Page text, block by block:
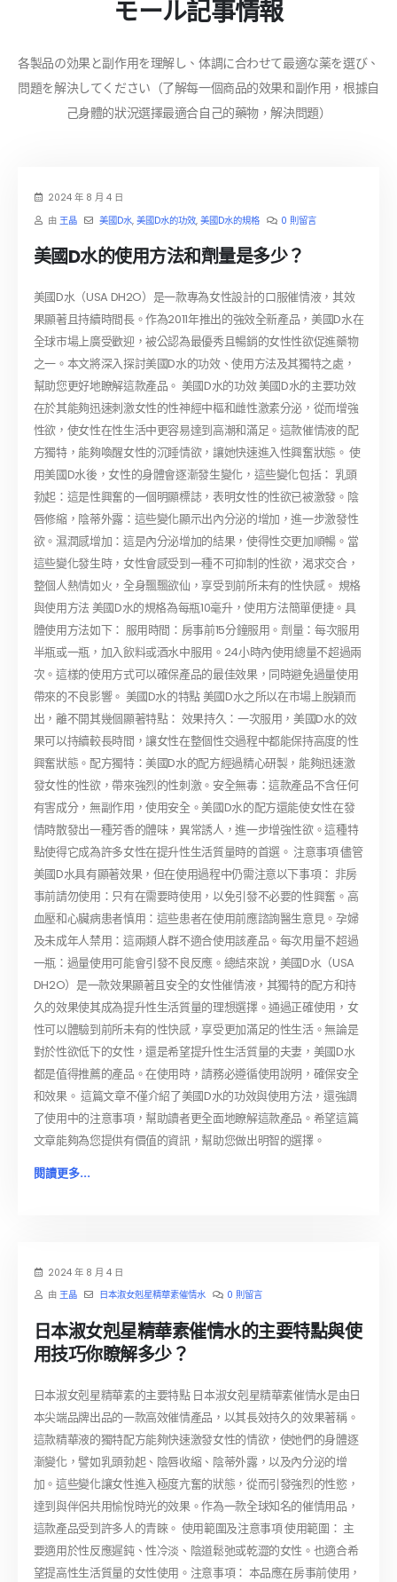
モール記事情報
各製品の効果と副作用を理解し、体調に合わせて最適な薬を選び、
問題を解決してください（了解每一個商品的效果和副作用，根據自
己身體的狀況選擇最適合自己的藥物，解決問題）
2024 年 8 月 4 日
由 王晶 美國D水, 美國D水的功效, 美國D水的規格 0 則留言
美國D水的使用方法和劑量是多少？
美國D水（USA DH2O）是一款專為女性設計的口服催情液，其效
果顯著且持續時間長。作為2011年推出的強效全新產品，美國D水在
全球市場上廣受歡迎，被公認為最優秀且暢銷的女性性欲促進藥物
之一。本文將深入探討美國D水的功效、使用方法及其獨特之處，
幫助您更好地瞭解這款產品。 美國D水的功效 美國D水的主要功效
在於其能夠迅速刺激女性的性神經中樞和雌性激素分泌，從而增強
性欲，使女性在性生活中更容易達到高潮和滿足。這款催情液的配
方獨特，能夠喚醒女性的沉睡情欲，讓她快速進入性興奮狀態。 使
用美國D水後，女性的身體會逐漸發生變化，這些變化包括： 乳頭
勃起：這是性興奮的一個明顯標誌，表明女性的性欲已被激發。陰
唇修縮，陰蒂外露：這些變化顯示出內分泌的增加，進一步激發性
欲。濕潤感增加：這是內分泌增加的結果，使得性交更加順暢。當
這些變化發生時，女性會感受到一種不可抑制的性欲，渴求交合，
整個人熱情如火，全身飄飄欲仙，享受到前所未有的性快感。 規格
與使用方法 美國D水的規格為每瓶10毫升，使用方法簡單便捷。具
體使用方法如下： 服用時間：房事前15分鐘服用。劑量：每次服用
半瓶或一瓶，加入飲料或酒水中服用。24小時內使用總量不超過兩
次。這樣的使用方式可以確保產品的最佳效果，同時避免過量使用
帶來的不良影響。 美國D水的特點 美國D水之所以在市場上脫穎而
出，離不開其幾個顯著特點： 效果持久：一次服用，美國D水的效
果可以持續較長時間，讓女性在整個性交過程中都能保持高度的性
興奮狀態。配方獨特：美國D水的配方經過精心研製，能夠迅速激
發女性的性欲，帶來強烈的性刺激。安全無毒：這款產品不含任何
有害成分，無副作用，使用安全。美國D水的配方還能使女性在發
情時散發出一種芳香的體味，異常誘人，進一步增強性欲。這種特
點使得它成為許多女性在提升性生活質量時的首選。 注意事項 儘管
美國D水具有顯著效果，但在使用過程中仍需注意以下事項： 非房
事前請勿使用：只有在需要時使用，以免引發不必要的性興奮。高
血壓和心臟病患者慎用：這些患者在使用前應諮詢醫生意見。孕婦
及未成年人禁用：這兩類人群不適合使用該產品。每次用量不超過
一瓶：過量使用可能會引發不良反應。總結來說，美國D水（USA
DH2O）是一款效果顯著且安全的女性催情液，其獨特的配方和持
久的效果使其成為提升性生活質量的理想選擇。通過正確使用，女
性可以體驗到前所未有的性快感，享受更加滿足的性生活。無論是
對於性欲低下的女性，還是希望提升性生活質量的夫妻，美國D水
都是值得推薦的產品。在使用時，請務必遵循使用說明，確保安全
和效果。 這篇文章不僅介紹了美國D水的功效與使用方法，還強調
了使用中的注意事項，幫助讀者更全面地瞭解這款產品。希望這篇
文章能夠為您提供有價值的資訊，幫助您做出明智的選擇。
閱讀更多...
2024 年 8 月 4 日
由王晶 日本淑女剋星精華素催情水 0 則留言
日本淑女剋星精華素催情水的主要特點與使
用技巧你瞭解多少？
日本淑女剋星精華素的主要特點 日本淑女剋星精華素催情水是由日
本尖端品牌出品的一款高效催情產品，以其長效持久的效果著稱。
這款精華液的獨特配方能夠快速激發女性的情欲，使她們的身體逐
漸變化，譬如乳頭勃起、陰唇收縮、陰蒂外露，以及內分泌的增
加。這些變化讓女性進入極度亢奮的狀態，從而引發強烈的性慾，
達到與伴侶共用愉悅時光的效果。作為一款全球知名的催情用品，
這款產品受到許多人的青睞。 使用範圍及注意事項 使用範圍： 主
要適用於性反應遲鈍、性冷淡、陰道鬆弛或乾澀的女性。也適合希
望提高性生活質量的女性使用。注意事項： 本品應在房事前使用，